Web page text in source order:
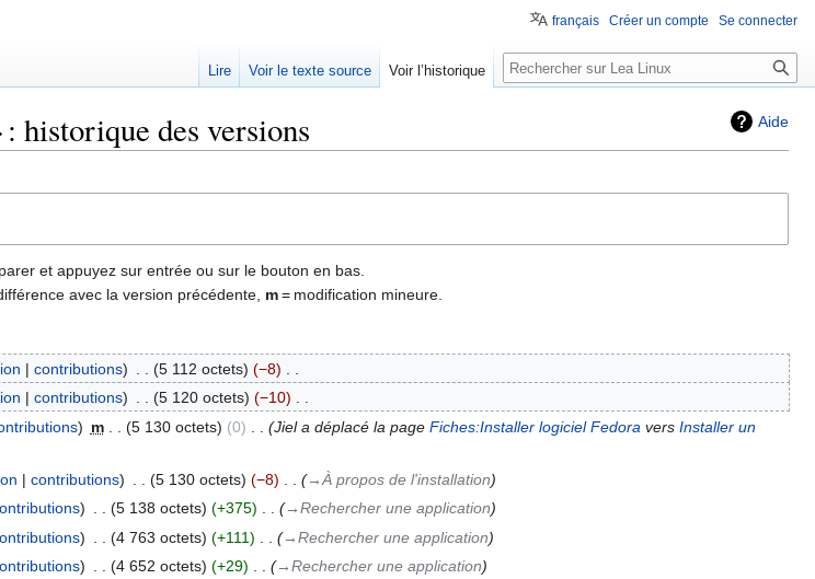
Aide
historique des versions
et appuyez sur entrée ou sur le bouton en bas.
avec la version précédente, m= modification mineure.
contributions 5 112 octets −8
contributions 5 120 octets −10
m 5 130 octets 0 Jiel a déplacé la page Fiches:Installer logiciel Fedora vers Installer un
contributions 5 130 octets −8
→‎À propos de l'installation
5 138 octets +375
→‎Rechercher une application
4 763 octets +111
→‎Rechercher une application
4 652 octets +29
→‎Rechercher une application
français Créer un compte Se connecter
Lire Voir le texte source Voir l’historique